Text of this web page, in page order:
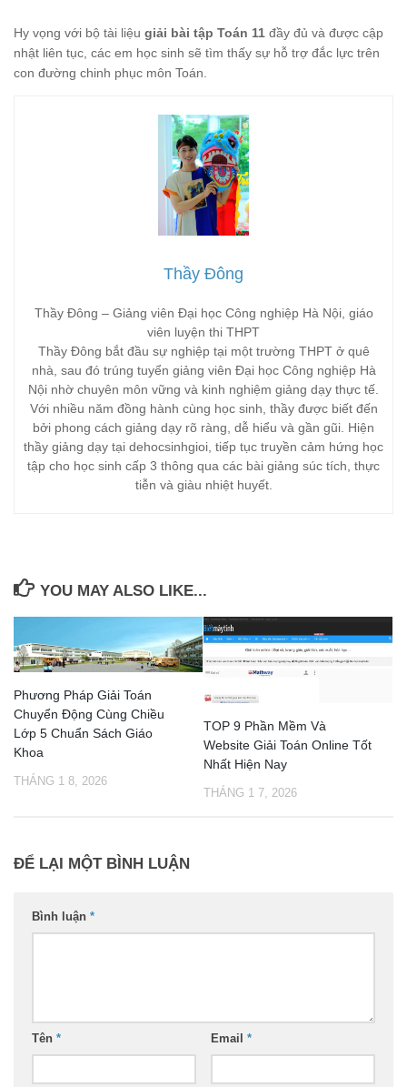
Hy vọng với bộ tài liệu giải bài tập Toán 11 đầy đủ và được cập
nhật liên tục, các em học sinh sẽ tìm thấy sự hỗ trợ đắc lực trên
con đường chinh phục môn Toán.
Thầy Đông
Thầy Đông – Giảng viên Đại học Công nghiệp Hà Nội, giáo
viên luyện thi THPT
Thầy Đông bắt đầu sự nghiệp tại một trường THPT ở quê
nhà, sau đó trúng tuyển giảng viên Đại học Công nghiệp Hà
Nội nhờ chuyên môn vững và kinh nghiệm giảng dạy thực tế.
Với nhiều năm đồng hành cùng học sinh, thầy được biết đến
bởi phong cách giảng dạy rõ ràng, dễ hiểu và gần gũi. Hiện
thầy giảng dạy tại dehocsinhgioi, tiếp tục truyền cảm hứng học
tập cho học sinh cấp 3 thông qua các bài giảng súc tích, thực
tiễn và giàu nhiệt huyết.
YOU MAY ALSO LIKE...
Phương Pháp Giải Toán
Chuyển Động Cùng Chiều
Lớp 5 Chuẩn Sách Giáo
Khoa
THÁNG 1 8, 2026
TOP 9 Phần Mềm Và
Website Giải Toán Online Tốt
Nhất Hiện Nay
THÁNG 1 7, 2026
ĐỂ LẠI MỘT BÌNH LUẬN
Bình luận *
Tên * Email *